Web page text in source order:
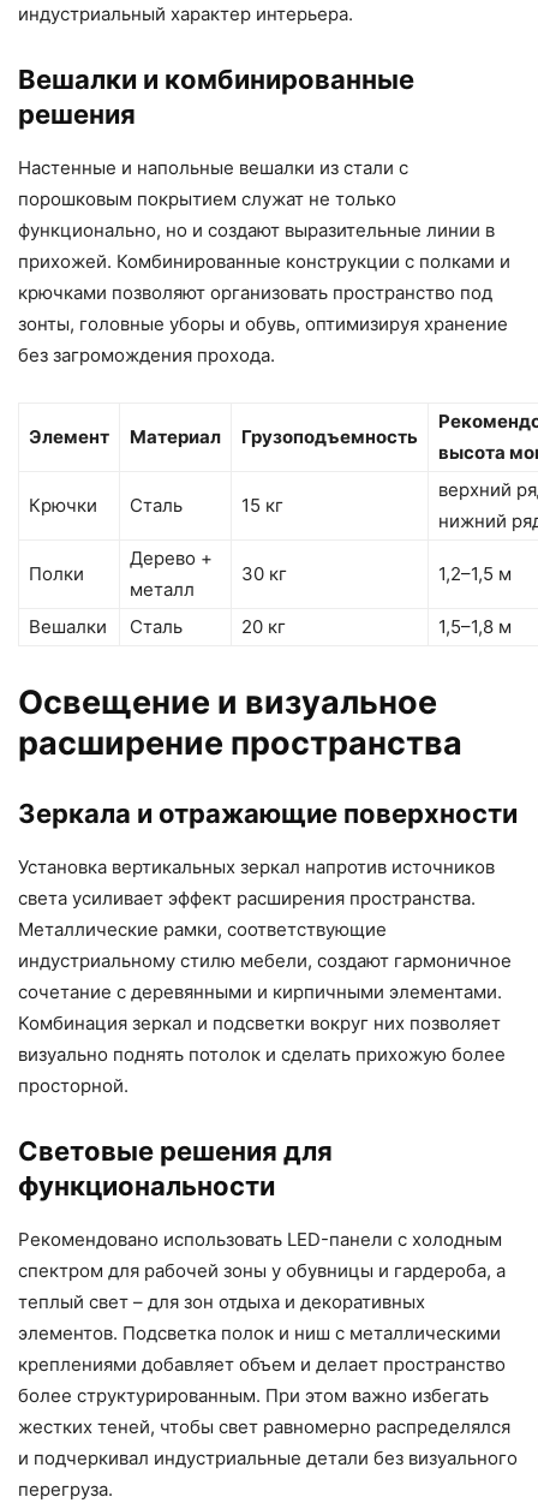
индустриальный характер интерьера.
Вешалки и комбинированные
решения
Настенные и напольные вешалки из стали с
порошковым покрытием служат не только
функционально, но и создают выразительные линии в
прихожей. Комбинированные конструкции с полками и
крючками позволяют организовать пространство под
зонты, головные уборы и обувь, оптимизируя хранение
без загромождения прохода.
Элемент Материал Грузоподъемность
высота
Крючки Сталь 15 кг
верхний
нижний
Полки
Дерево +
металл
30 кг 1,2–1,5 м
Вешалки Сталь 20 кг 1,5–1,8 м
Освещение и визуальное
расширение пространства
Зеркала и отражающие поверхности
Установка вертикальных зеркал напротив источников
света усиливает эффект расширения пространства.
Металлические рамки, соответствующие
индустриальному стилю мебели, создают гармоничное
сочетание с деревянными и кирпичными элементами.
Комбинация зеркал и подсветки вокруг них позволяет
визуально поднять потолок и сделать прихожую более
просторной.
Световые решения для
функциональности
Рекомендовано использовать LED-панели с холодным
спектром для рабочей зоны у обувницы и гардероба, а
теплый свет – для зон отдыха и декоративных
элементов. Подсветка полок и ниш с металлическими
креплениями добавляет объем и делает пространство
более структурированным. При этом важно избегать
жестких теней, чтобы свет равномерно распределялся
и подчеркивал индустриальные детали без визуального
перегруза.